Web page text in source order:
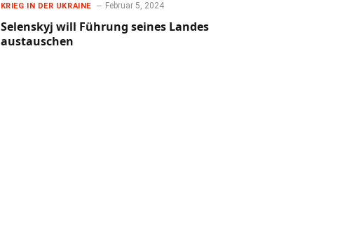
KRIEG IN DER UKRAINE Februar 5, 2024
Selenskyj will Führung seines Landes
austauschen